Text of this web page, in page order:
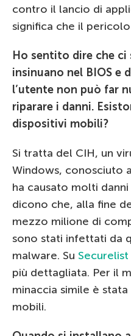
contro il lancio di
significa che il
Ho sentito dire che ci
insinuano nel BIOS e
l’utente non può far
riparare i danni.
dispositivi mobili?
Si tratta del CIH, un
Windows, conosciuto
ha causato molti
dicono che, alla fine
mezzo milione di
sono stati infettati da
malware. Su Securelist
più dettagliata. Per il
minaccia simile è
mobili.